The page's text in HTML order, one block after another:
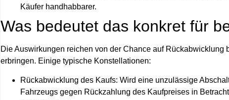
Käufer handhabbarer.
Was bedeutet das konkret für
Die Auswirkungen reichen von der Chance auf
erbringen. Einige typische Konstellationen:
Rückabwicklung des Kaufs: Wird eine unzulässige
Fahrzeugs gegen Rückzahlung des Kaufpreises in